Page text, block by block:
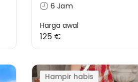
6 Jam
Harga awal
125 €
Hampir habis